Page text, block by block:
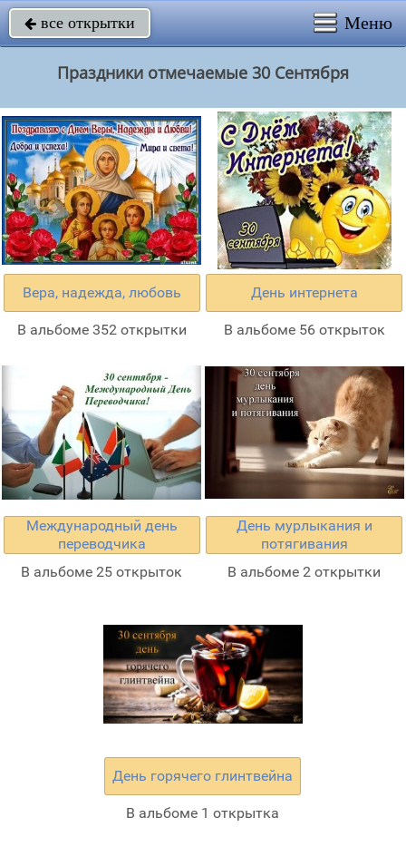
 все открытки Меню
Праздники отмечаемые 30 Сентября
Вера, надежда, любовь
В альбоме 352 открытки
День интернета
В альбоме 56 открыток
Международный день
переводчика
В альбоме 25 открыток
День мурлыкания и
потягивания
В альбоме 2 открытки
День горячего глинтвейна
В альбоме 1 открытка